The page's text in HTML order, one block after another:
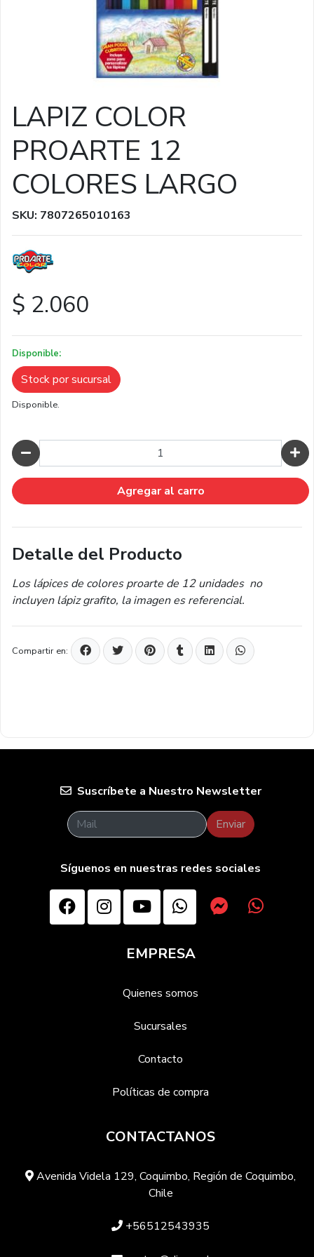
LAPIZ COLOR
PROARTE 12
COLORES LARGO
SKU: 7807265010163
$ 2.060
Disponible:
Stock por sucursal
Disponible.
Cantidad
Agregar al carro
Detalle del Producto
Los lápices de colores proarte de 12 unidades no
incluyen lápiz grafito, la imagen es referencial.
Compartir en:
Suscríbete a Nuestro Newsletter
Enviar
Síguenos en nuestras redes sociales
EMPRESA
Quienes somos
Sucursales
Contacto
Políticas de compra
CONTACTANOS
Avenida Videla 129, Coquimbo, Región de Coquimbo,
Chile
+56512543935